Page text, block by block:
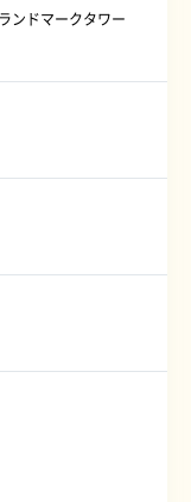
ンドマークタワー